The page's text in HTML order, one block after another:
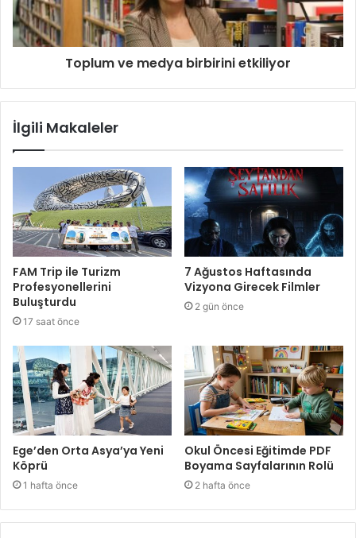
Toplum ve medya birbirini etkiliyor
İlgili Makaleler
FAM Trip ile Turizm
Profesyonellerini
Buluşturdu
17 saat önce
7 Ağustos Haftasında
Vizyona Girecek Filmler
2 gün önce
Ege’den Orta Asya’ya Yeni
Köprü
1 hafta önce
Okul Öncesi Eğitimde PDF
Boyama Sayfalarının Rolü
2 hafta önce